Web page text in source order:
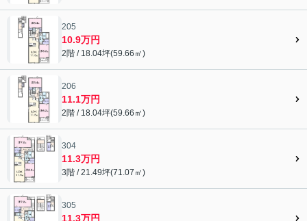
205
10.9万円
2階 / 18.04坪(59.66㎡)
206
11.1万円
2階 / 18.04坪(59.66㎡)
304
11.3万円
3階 / 21.49坪(71.07㎡)
305
11.3万円